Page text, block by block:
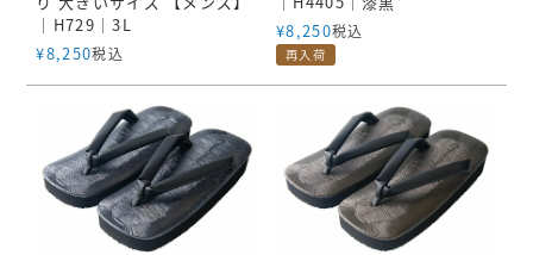
｜H729｜3L
¥8,250税込
¥8,250税込
再入荷